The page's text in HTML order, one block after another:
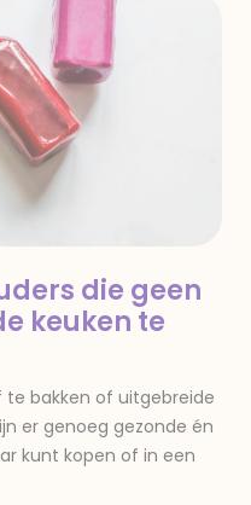
die geen
keuken te
bakken of uitgebreide
er genoeg gezonde én
kunt kopen of in een